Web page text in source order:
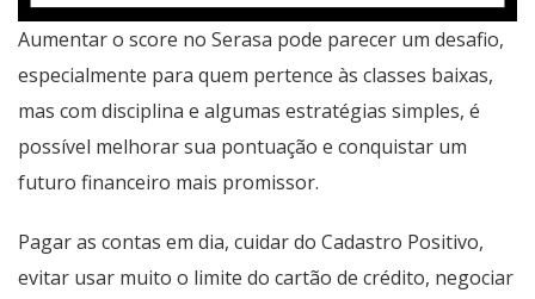
Aumentar o score no Serasa pode parecer um desafio,
especialmente para quem pertence às classes baixas,
mas com disciplina e algumas estratégias simples, é
possível melhorar sua pontuação e conquistar um
futuro financeiro mais promissor.
Pagar as contas em dia, cuidar do Cadastro Positivo,
evitar usar muito o limite do cartão de crédito, negociar